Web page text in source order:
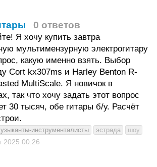
0 ответов
Я хочу купить завтра
мультимензурную электрогитару
какую именно взять. Выбор
Cort kx307ms и Harley Benton R-
MultiScale. Я новичок в
так что хочу задать этот вопрос
30 тысяч, обе гитары б/у. Расчёт
инструменталисты эстрада шоу
2025 00:26